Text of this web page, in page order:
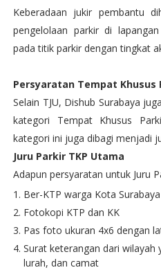
Keberadaan jukir pembantu
pengelolaan parkir di
pada titik parkir dengan tingkat
Persyaratan Tempat Khusus
Selain TJU, Dishub Surabaya
kategori Tempat Khusus
kategori ini juga dibagi menjadi
Juru Parkir TKP Utama
Adapun persyaratan untuk Juru
Ber-KTP warga Kota Surabaya
Fotokopi KTP dan KK
Pas foto ukuran 4x6 dengan
Surat keterangan dari wilayah
lurah, dan camat